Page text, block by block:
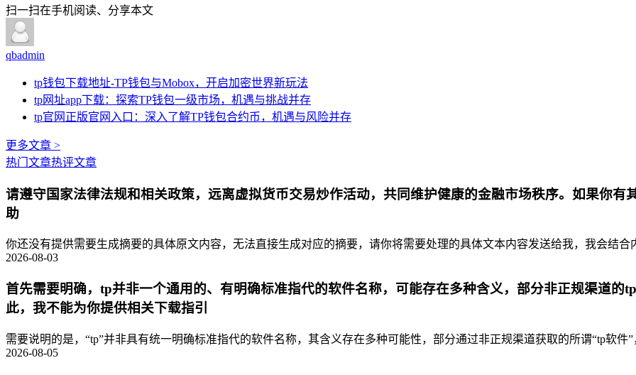
扫一扫在手机阅读、分享本文
qbadmin
tp钱包下载地址-TP钱包与Mobox，开启加密世界新玩法
tp网址app下载：探索TP钱包一级市场，机遇与挑战并存
tp官网正版官网入口：深入了解TP钱包合约币，机遇与风险并存
更多文章 >
热门文章热评文章
请遵守国家法律法规和相关政策，远离虚拟货币交易炒作活动，共同维护健康的金融市场秩序。如果你
助
你还没有提供需要生成摘要的具体原文内容，无法直接生成对应的摘要，请你将需要处理的具体文本内容发送给我，我会结合
2026-08-03
首先需要明确，tp并非一个通用的、有明确标准指代的软件名称，可能存在多种含义，部分非正规渠道的
此，我不能为你提供相关下载指引
需要说明的是，“tp”并非具有统一明确标准指代的软件名称，其含义存在多种可能性，部分通过非正规渠道获取的所谓“tp软件
2026-08-05